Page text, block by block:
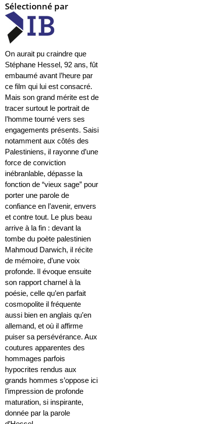
Sélectionné par
On aurait pu craindre que
Stéphane Hessel, 92 ans, fût
embaumé avant l’heure par
ce film qui lui est consacré.
Mais son grand mérite est de
tracer surtout le portrait de
l’homme tourné vers ses
engagements présents. Saisi
notamment aux côtés des
Palestiniens, il rayonne d’une
force de conviction
inébranlable, dépasse la
fonction de “vieux sage” pour
porter une parole de
confiance en l’avenir, envers
et contre tout. Le plus beau
arrive à la fin : devant la
tombe du poète palestinien
Mahmoud Darwich, il récite
de mémoire, d’une voix
profonde. Il évoque ensuite
son rapport charnel à la
poésie, celle qu’en parfait
cosmopolite il fréquente
aussi bien en anglais qu’en
allemand, et où il affirme
puiser sa persévérance. Aux
coutures apparentes des
hommages parfois
hypocrites rendus aux
grands hommes s’oppose ici
l’impression de profonde
maturation, si inspirante,
donnée par la parole